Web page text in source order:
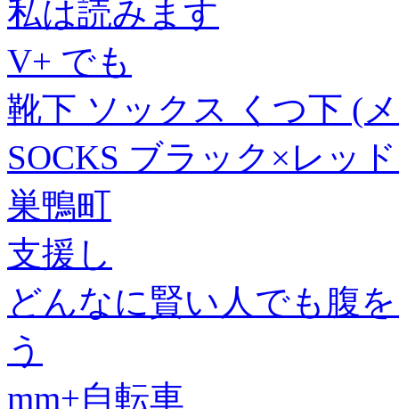
私は読みます
V+ でも
靴下 ソックス くつ下 (
SOCKS ブラック×レッ
巣鴨町
支援し
どんなに賢い人でも腹
う
mm+自転車